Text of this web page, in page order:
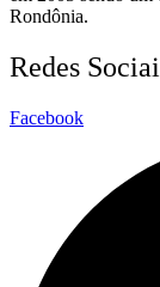
Rondônia.
Redes
Facebook